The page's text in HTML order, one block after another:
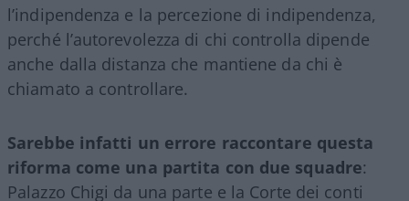
l’indipendenza e la percezione di indipendenza,
perché l’autorevolezza di chi controlla dipende
anche dalla distanza che mantiene da chi è
chiamato a controllare.
Sarebbe infatti un errore raccontare questa
riforma come una partita con due squadre:
Palazzo Chigi da una parte e la Corte dei conti